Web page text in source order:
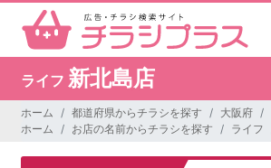
ライフ 新北島店
ホーム 都道府県からチラシを探す 大阪府
ホーム
お店の名前からチラシを探す ライフ